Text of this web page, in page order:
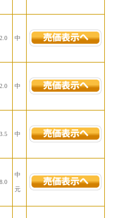
中
中
中
中
元